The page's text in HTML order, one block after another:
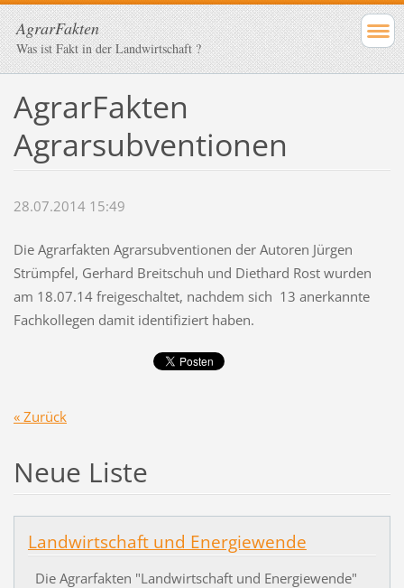
AgrarFakten
Was ist Fakt in der Landwirtschaft ?
AgrarFakten
Agrarsubventionen
28.07.2014 15:49
Die Agrarfakten Agrarsubventionen der Autoren Jürgen
Strümpfel, Gerhard Breitschuh und Diethard Rost wurden
am 18.07.14 freigeschaltet, nachdem sich 13 anerkannte
Fachkollegen damit identifiziert haben.
« Zurück
Neue Liste
Landwirtschaft und Energiewende
Die Agrarfakten "Landwirtschaft und Energiewende"